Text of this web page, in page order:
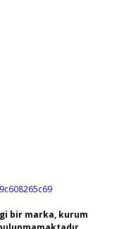
bir marka, kurum